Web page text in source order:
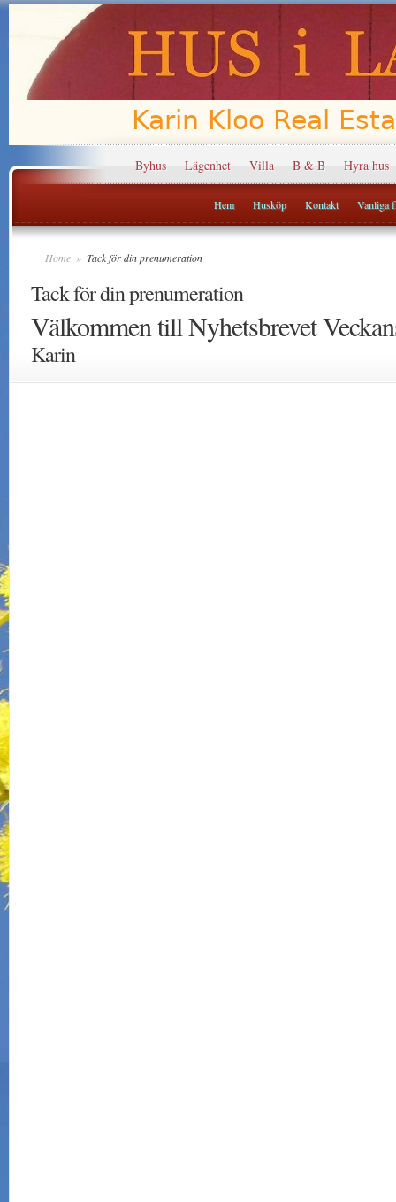
Byhus Lägenhet Villa B & B Hyra hus
Hem Husköp Kontakt Vanliga
Home » Tack för din prenumeration
Tack för din prenumeration
Välkommen till Nyhetsbrevet
Karin